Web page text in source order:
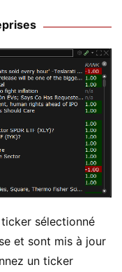
sélectionné
et sont mis à jour
un ticker